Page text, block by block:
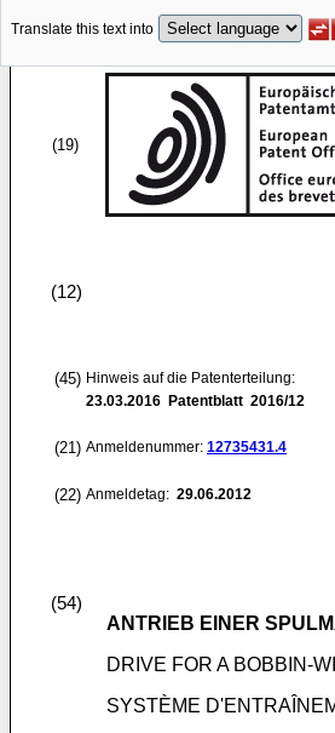
Translate this text into
(19)
(12)
(45) Hinweis auf die Patenterteilung:
23.03.2016 Patentblatt 2016/12
(21) Anmeldenummer: 12735431.4
(22) Anmeldetag: 29.06.2012
(54)
ANTRIEB EINER
DRIVE FOR A BOBBIN-
SYSTÈME